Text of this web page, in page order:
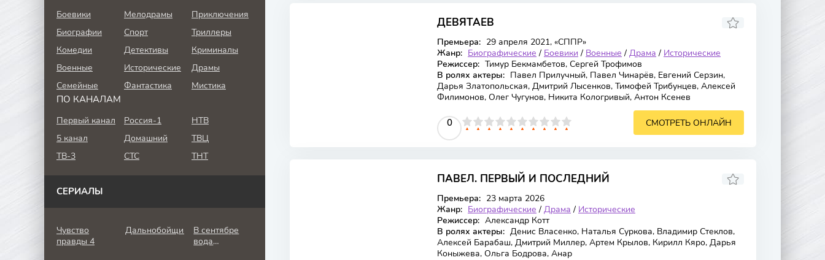
ДЕВЯТАЕВ
Премьера: 29 апреля 2021, «СППР»
Жанр: Биографические / Боевики / Военные / Драма / Исторические
Режиссер: Тимур Бекмамбетов, Сергей Трофимов
В ролях актеры: Павел Прилучный, Павел Чинарёв, Евгений Серзин,
Дарья Златопольская, Дмитрий Лысенков, Тимофей Трибунцев, Алексей
Филимонов, Олег Чугунов, Никита Кологривый, Антон Ксенев
0
4 5 6 7 8 9 10 СМОТРЕТЬ ОНЛАЙН
ПАВЕЛ. ПЕРВЫЙ И ПОСЛЕДНИЙ
Премьера: 23 марта 2026
Жанр: Биографические / Драма / Исторические
Режиссер: Александр Котт
В ролях актеры: Денис Власенко, Наталья Суркова, Владимир Стеклов,
Алексей Барабаш, Дмитрий Миллер, Артем Крылов, Кирилл Кяро, Дарья
Коныжева, Ольга Бодрова, Анар
Боевики Мелодрамы
Приключения
Биографии
Спорт
Триллеры
Комедии
Детективы
Криминалы
Военные
Исторические
Драмы
Семейные
Фантастика Мистика
ПО КАНАЛАМ
Первый канал Россия-1
НТВ
5 канал
Домашний
ТВЦ
ТВ-3
СТС ТНТ
СЕРИАЛЫ
Чувство
правды 4
Дальнобойщик
В сентябре
вода